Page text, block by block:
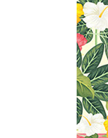
STEP
01 이
02 바
03 가
04 바
05 느